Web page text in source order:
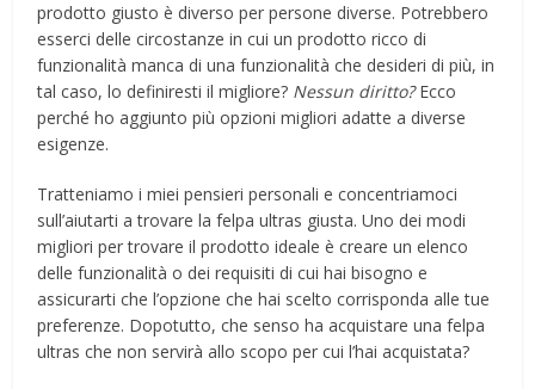
prodotto giusto è diverso per persone diverse. Potrebbero
esserci delle circostanze in cui un prodotto ricco di
funzionalità manca di una funzionalità che desideri di più, in
tal caso, lo definiresti il ​​migliore? Nessun diritto?Ecco
perché ho aggiunto più opzioni migliori adatte a diverse
esigenze.
Tratteniamo i miei pensieri personali e concentriamoci
sull’aiutarti a trovare la felpa ultras giusta. Uno dei modi
migliori per trovare il prodotto ideale è creare un elenco
delle funzionalità o dei requisiti di cui hai bisogno e
assicurarti che l’opzione che hai scelto corrisponda alle tue
preferenze. Dopotutto, che senso ha acquistare una felpa
ultras che non servirà allo scopo per cui l’hai acquistata?